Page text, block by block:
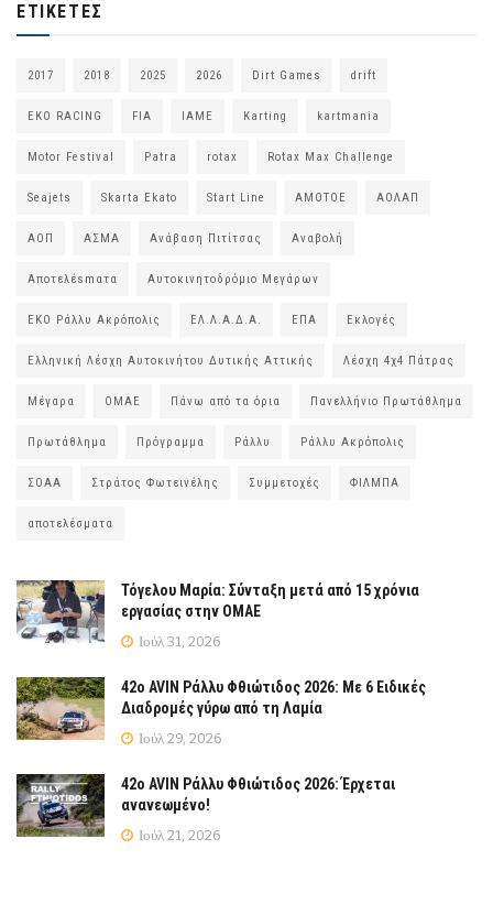
ΕΤΙΚΈΤΕΣ
2017 2018 2025 2026 Dirt Games drift
EKO RACING FIA IAME Karting kartmania
Motor Festival Patra rotax Rotax Max Challenge
Seajets Skarta Ekato Start Line ΑΜΟΤΟΕ ΑΟΛΑΠ
ΑΟΠ ΑΣΜΑ Ανάβαση Πιτίτσας Αναβολή
Αποτελέsmατα Αυτοκινητοδρόμιο Μεγάρων
ΕΚΟ Ράλλυ Ακρόπολις ΕΛ.Λ.Α.Δ.Α. ΕΠΑ Εκλογές
Ελληνική Λέσχη Αυτοκινήτου Δυτικής Αττικής Λέσχη 4χ4 Πάτρας
Μέγαρα ΟΜΑΕ Πάνω από τα όρια Πανελλήνιο Πρωτάθλημα
Πρωτάθλημα Πρόγραμμα Ράλλυ Ράλλυ Ακρόπολις
ΣΟΑΑ Στράτος Φωτεινέλης Συμμετοχές ΦΙΛΜΠΑ
αποτελέσματα
Τόγελου Μαρία: Σύνταξη μετά από 15 χρόνια
εργασίας στην ΟΜΑΕ
Ιούλ 31, 2026
42ο AVIN Ράλλυ Φθιώτιδος 2026: Με 6 Ειδικές
Διαδρομές γύρω από τη Λαμία
Ιούλ 29, 2026
42ο AVIN Ράλλυ Φθιώτιδος 2026: Έρχεται
ανανεωμένο!
Ιούλ 21, 2026